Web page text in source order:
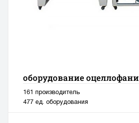
оборудование
161 производитель
477 ед. оборудования